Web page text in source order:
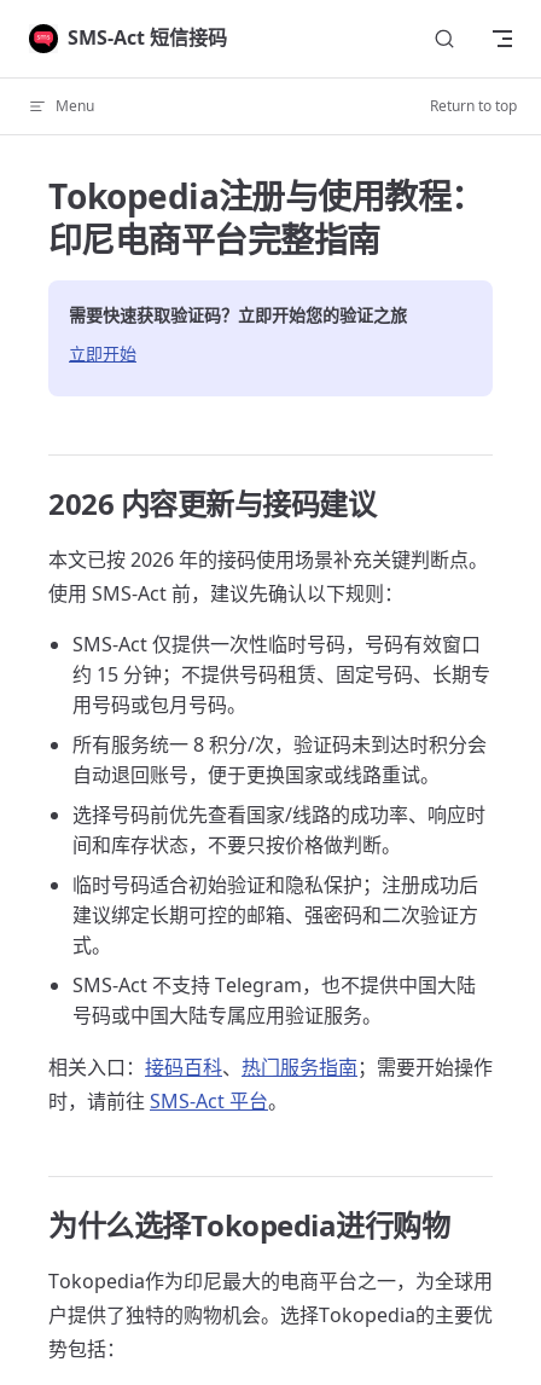
Skip to content
SMS-Act 短信接码
Menu Return to top
Tokopedia注册与使用教程：
印尼电商平台完整指南
需要快速获取验证码？立即开始您的验证之旅
立即开始
2026 内容更新与接码建议
本文已按 2026 年的接码使用场景补充关键判断点。
使用 SMS-Act 前，建议先确认以下规则：
SMS-Act 仅提供一次性临时号码，号码有效窗口
约 15 分钟；不提供号码租赁、固定号码、长期专
用号码或包月号码。
所有服务统一 8 积分/次，验证码未到达时积分会
自动退回账号，便于更换国家或线路重试。
选择号码前优先查看国家/线路的成功率、响应时
间和库存状态，不要只按价格做判断。
临时号码适合初始验证和隐私保护；注册成功后
建议绑定长期可控的邮箱、强密码和二次验证方
式。
SMS-Act 不支持 Telegram，也不提供中国大陆
号码或中国大陆专属应用验证服务。
相关入口： 接码百科、 热门服务指南；需要开始操作
时，请前往 SMS-Act 平台。
为什么选择Tokopedia进行购物
Tokopedia作为印尼最大的电商平台之一，为全球用
户提供了独特的购物机会。选择Tokopedia的主要优
势包括：